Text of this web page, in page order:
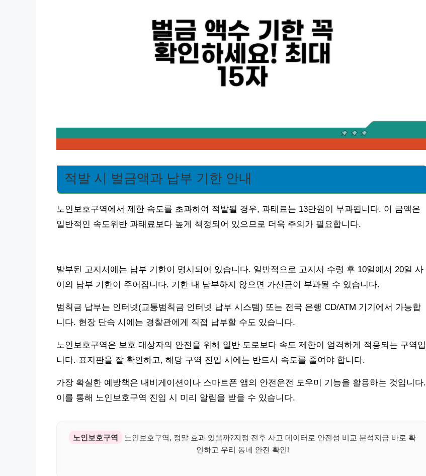
적발 시 벌금액과 납부 기한 안내
노인보호구역에서 제한 속도를 초과하여 적발될 경우, 과태료는 13만원이 부과됩니다. 이 금액은
일반적인 속도위반 과태료보다 높게 책정되어 있으므로 더욱 주의가 필요합니다.
발부된 고지서에는 납부 기한이 명시되어 있습니다. 일반적으로 고지서 수령 후 10일에서 20일 사
이의 납부 기한이 주어집니다. 기한 내 납부하지 않으면 가산금이 부과될 수 있습니다.
범칙금 납부는 인터넷(교통범칙금 인터넷 납부 시스템) 또는 전국 은행 CD/ATM 기기에서 가능합
니다. 현장 단속 시에는 경찰관에게 직접 납부할 수도 있습니다.
노인보호구역은 보호 대상자의 안전을 위해 일반 도로보다 속도 제한이 엄격하게 적용되는 구역입
니다. 표지판을 잘 확인하고, 해당 구역 진입 시에는 반드시 속도를 줄여야 합니다.
가장 확실한 예방책은 내비게이션이나 스마트폰 앱의 안전운전 도우미 기능을 활용하는 것입니다.
이를 통해 노인보호구역 진입 시 미리 알림을 받을 수 있습니다.
노인보호구역
노인보호구역, 정말 효과 있을까?지정 전후 사고 데이터로 안전성 비교 분석지금 바로 확
인하고 우리 동네 안전 확인!